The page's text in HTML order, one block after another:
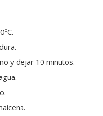
y dejar 10 minutos.